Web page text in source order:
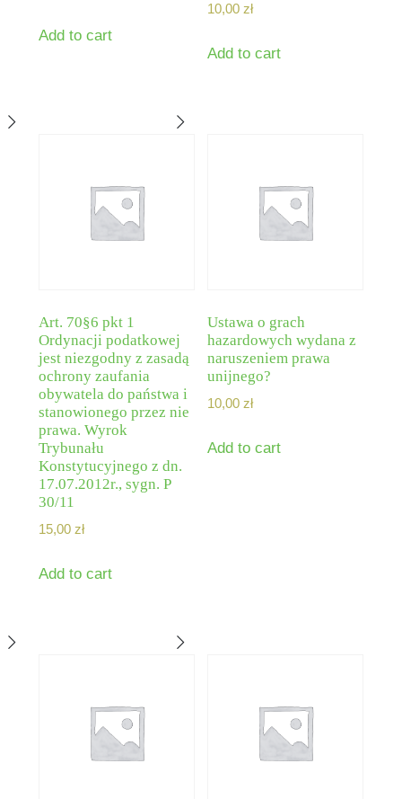
Add to cart
10,00zł
Add to cart
Art. 70§6 pkt 1
Ordynacji podatkowej
jest niezgodny z zasadą
ochrony zaufania
obywatela do państwa i
stanowionego przez nie
prawa. Wyrok
Trybunału
Konstytucyjnego z dn.
17.07.2012r., sygn. P
30/11
15,00 zł
Add to cart
Ustawa o grach
hazardowych wydana z
naruszeniem prawa
unijnego?
10,00zł
Add to cart